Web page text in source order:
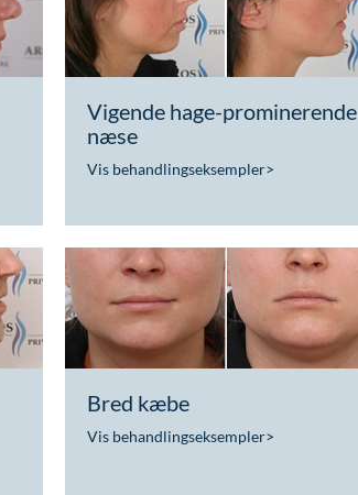
Vigende hage-prominerende
næse
Vis behandlingseksempler>
Bred kæbe
Vis behandlingseksempler>